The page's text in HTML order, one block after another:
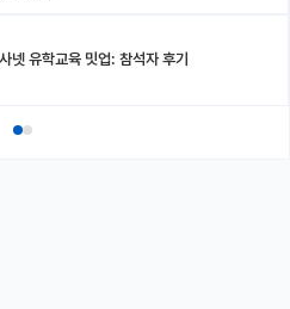
넷 유학교육 밋업: 참석자 후기